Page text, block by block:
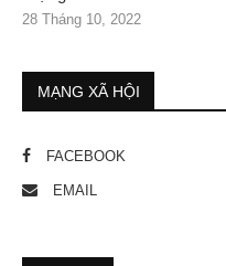
28 Tháng 10, 2022
MẠNG XÃ HỘI
FACEBOOK
EMAIL